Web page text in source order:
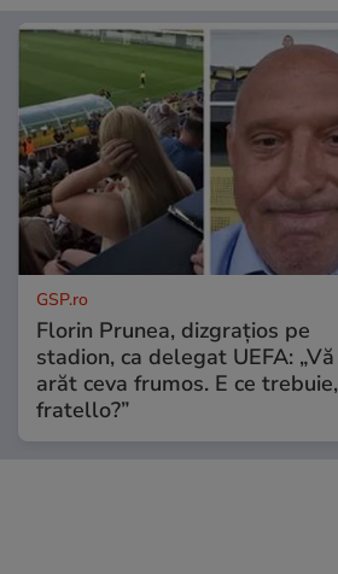
GSP.ro
Florin Prunea, dizgrațios pe
stadion, ca delegat UEFA: „Vă
arăt ceva frumos. E ce trebuie,
fratello?”